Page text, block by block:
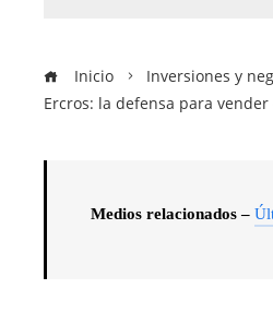
Inicio
Inversiones y
Ercros: la defensa para
Medios relacionados –